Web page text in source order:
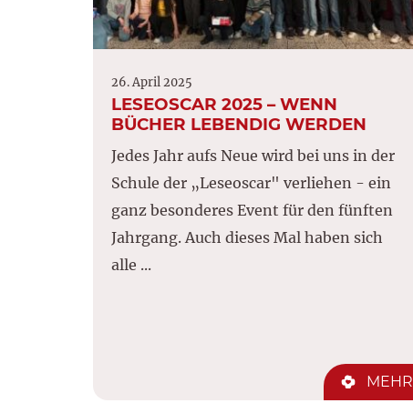
26. April 2025
LESEOSCAR 2025 – WENN
BÜCHER LEBENDIG WERDEN
Jedes Jahr aufs Neue wird bei uns in der
Schule der „Leseoscar" verliehen - ein
ganz besonderes Event für den fünften
Jahrgang. Auch dieses Mal haben sich
alle ...
MEHR